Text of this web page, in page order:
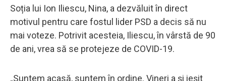
Soția lui Ion Iliescu, Nina, a dezvăluit în direct
motivul pentru care fostul lider PSD a decis să nu
mai voteze. Potrivit acesteia, Iliescu, în vârstă de 90
de ani, vrea să se protejeze de COVID-19.
„Suntem acasă, suntem în ordine. Vineri a și ieșit